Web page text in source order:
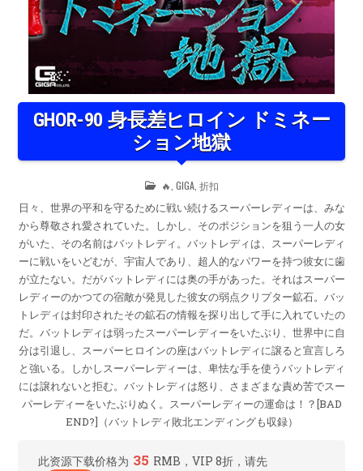
GHOR-90 身長差ヒロイン ドミネー
ション地獄
POSTED
🔥, GIGA, 折扣
日々、世界の平和を守るために戦い続けるスーパーレディーは、みな
から尊敬され愛されていた。しかし、そのポジションを狙う一人の女
がいた、その名前はバットレディ。バットレディは、スーパーレディ
ーに戦いをいどむが、宇宙人であり、超人的なパワーを持つ彼女に歯
が立たない。だがバットレディには奥の手があった。それはスーパー
レディーのかつての宿敵が発見した彼女の弱点クリプター鉱石。バッ
トレディは封印されたその鉱石の情報を探り出して手に入れていたの
だ。バットレディは弱ったスーパーレディーをいたぶり、世界中に自
分は引退し、スーパーヒロインの座はバットレディに譲ると宣言しろ
と強いる。しかしスーパーレディーは、卑怯な手を使うバットレディ
には譲れないと拒む。バットレディは怒り、さまざまな責め苦でスー
パーレディーをいたぶりぬく。スーパーレディーの運命は！？[BAD
END?]（バットレディ敗北エンディングも収録）
此资源下载价格为 35 RMB，VIP 8折，请先